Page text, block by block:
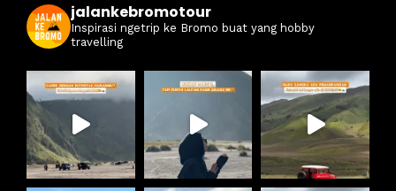
jalankebromotour
Inspirasi ngetrip ke Bromo buat yang hobby
travelling